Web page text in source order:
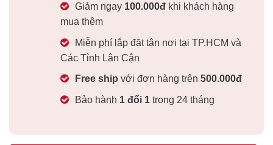
Giảm ngay 100.000đ khi khách hàng
mua thêm
Miễn phí lắp đặt tận nơi tại TP.HCM và
Các Tỉnh Lân Cận
Free ship với đơn hàng trên 500.000đ
Bảo hành 1 đổi 1 trong 24 tháng